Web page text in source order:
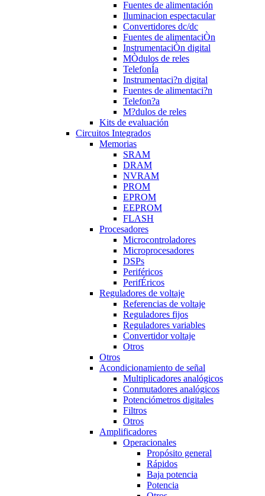
Fuentes de alimentación
Iluminacion espectacular
Convertidores dc/dc
Fuentes de alimentaciÒn
InstrumentaciÒn digital
MÒdulos de reles
TelefonÍa
Instrumentaci?n digital
Fuentes de alimentaci?n
Telefon?a
M?dulos de reles
Kits de evaluación
Circuitos Integrados
Memorias
SRAM
DRAM
NVRAM
PROM
EPROM
EEPROM
FLASH
Procesadores
Microcontroladores
Microprocesadores
DSPs
Periféricos
PerifÉricos
Reguladores de voltaje
Referencias de voltaje
Reguladores fijos
Reguladores variables
Convertidor voltaje
Otros
Otros
Acondicionamiento de señal
Multiplicadores analógicos
Conmutadores analógicos
Potenciómetros digitales
Filtros
Otros
Amplificadores
Operacionales
Propósito general
Rápidos
Baja potencia
Potencia